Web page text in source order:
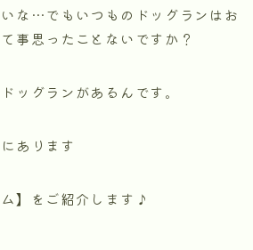
な…でもいつものドッグランはお
事思ったことないですか？
ッグランがあるんです。
あります
ム】をご紹介します♪